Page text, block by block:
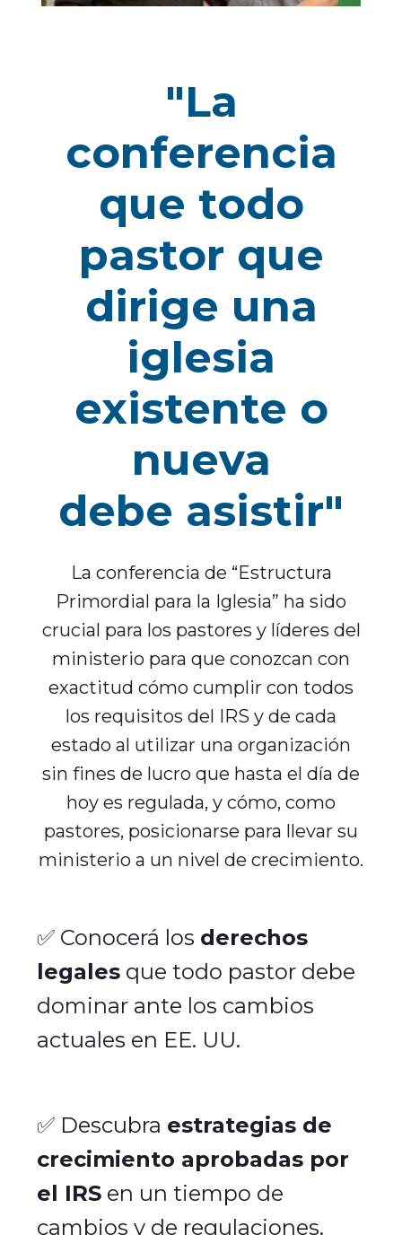
"La
conferencia
que todo
pastor que
dirige una
iglesia
existente o
nueva
debe asistir"
La conferencia de “Estructura
Primordial para la Iglesia” ha sido
crucial para los pastores y líderes del
ministerio para que conozcan con
exactitud cómo cumplir con todos
los requisitos del IRS y de cada
estado al utilizar una organización
sin fines de lucro que hasta el día de
hoy es regulada, y cómo, como
pastores, posicionarse para llevar su
ministerio a un nivel de crecimiento.
✅ Conocerá los derechos
legales que todo pastor debe
dominar ante los cambios
actuales en EE. UU.
✅ Descubra estrategias de
crecimiento aprobadas por
el IRS en un tiempo de
cambios y de regulaciones.